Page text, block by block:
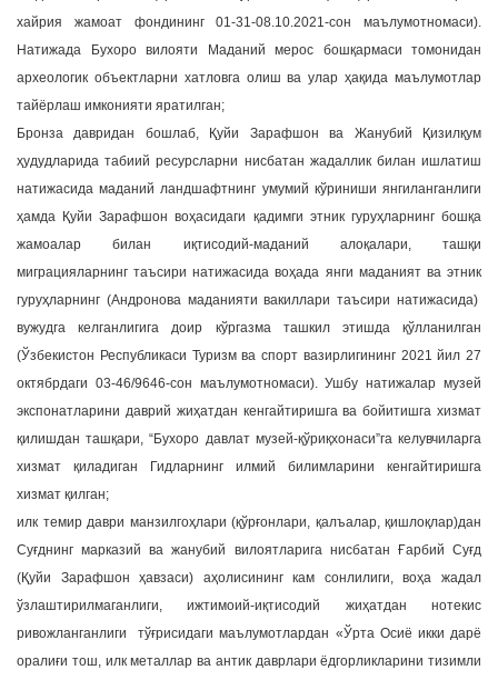
хайрия жамоат фондининг 01-31-08.10.2021-сон маълумотномаси).
Натижада Бухоро вилояти Маданий мерос бошқармаси томонидан
археологик объектларни хатловга олиш ва улар ҳақида маълумотлар
тайёрлаш имконияти яратилган;
Бронза давридан бошлаб, Қуйи Зарафшон ва Жанубий Қизилқум
ҳудудларида табиий ресурсларни нисбатан жадаллик билан ишлатиш
натижасида маданий ландшафтнинг умумий кўриниши янгиланганлиги
ҳамда Қуйи Зарафшон воҳасидаги қадимги этник гуруҳларнинг бошқа
жамоалар билан иқтисодий-маданий алоқалари, ташқи
миграцияларнинг таъсири натижасида воҳада янги маданият ва этник
гуруҳларнинг (Андронова маданияти вакиллари таъсири натижасида)
вужудга келганлигига доир кўргазма ташкил этишда қўлланилган
(Ўзбекистон Республикаси Туризм ва спорт вазирлигининг 2021 йил 27
октябрдаги 03-46/9646-сон маълумотномаси). Ушбу натижалар музей
экспонатларини даврий жиҳатдан кенгайтиришга ва бойитишга хизмат
қилишдан ташқари, “Бухоро давлат музей-қўриқхонаси”га келувчиларга
хизмат қиладиган Гидларнинг илмий билимларини кенгайтиришга
хизмат қилган;
илк темир даври манзилгоҳлари (қўрғонлари, қалъалар, қишлоқлар)дан
Суғднинг марказий ва жанубий вилоятларига нисбатан Ғарбий Суғд
(Қуйи Зарафшон ҳавзаси) аҳолисининг кам сонлилиги, воҳа жадал
ўзлаштирилмаганлиги, ижтимоий-иқтисодий жиҳатдан нотекис
ривожланганлиги тўғрисидаги маълумотлардан «Ўрта Осиё икки дарё
оралиғи тош, илк металлар ва антик даврлари ёдгорликларини тизимли